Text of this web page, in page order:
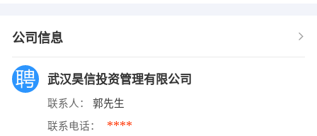
公司信息
武汉昊信投资管理有限公司
联系人： 郭先生
联系电话： ****